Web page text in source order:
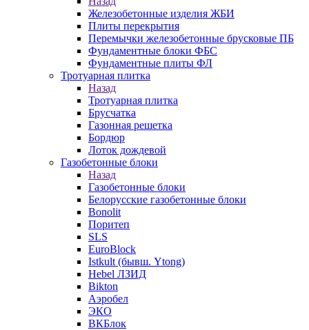
Железобетонные изделия ЖБИ
Плиты перекрытия
Перемычки железобетонные брусковые ПБ
Фундаментные блоки ФБС
Фундаментные плиты ФЛ
Тротуарная плитка
Назад
Тротуарная плитка
Брусчатка
Газонная решетка
Бордюр
Лоток дождевой
Газобетонные блоки
Назад
Газобетонные блоки
Белорусские газобетонные блоки
Bonolit
Поритеп
SLS
EuroBlock
Istkult (бывш. Ytong)
Hebel ЛЗИД
Bikton
Аэробел
ЭКО
ВКБлок